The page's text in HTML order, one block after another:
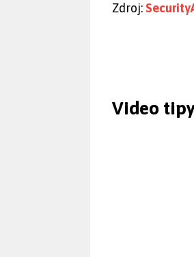
Zdroj:
Video